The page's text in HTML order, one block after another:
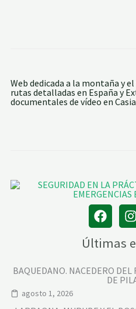
Web dedicada a la montaña y
rutas detalladas en España y
documentales de vídeo en
Últimas
BAQUEDANO. NACEDERO DEL
DE
agosto 1, 2026